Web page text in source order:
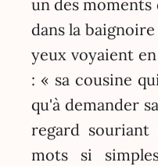
un des moments
dans la
yeux voyaient
: « sa cousine
qu'à demander
regard
mots si